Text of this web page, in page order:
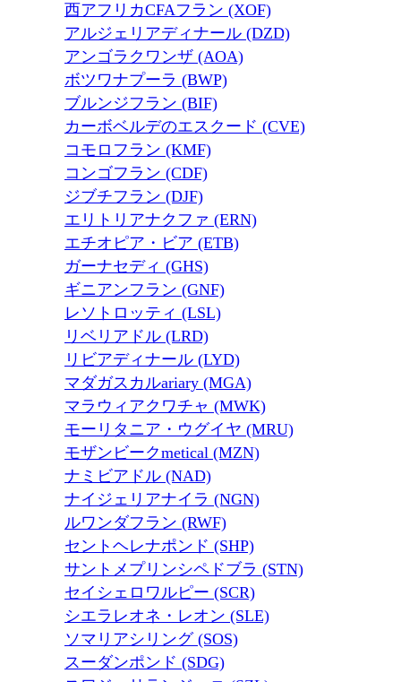
西アフリカCFAフラン (XOF)
アルジェリアディナール (DZD)
アンゴラクワンザ (AOA)
ボツワナプーラ (BWP)
ブルンジフラン (BIF)
カーボベルデのエスクード (CVE)
コモロフラン (KMF)
コンゴフラン (CDF)
ジブチフラン (DJF)
エリトリアナクファ (ERN)
エチオピア・ビア (ETB)
ガーナセディ (GHS)
ギニアンフラン (GNF)
レソトロッティ (LSL)
リベリアドル (LRD)
リビアディナール (LYD)
マダガスカルariary (MGA)
マラウィアクワチャ (MWK)
モーリタニア・ウグイヤ (MRU)
モザンビークmetical (MZN)
ナミビアドル (NAD)
ナイジェリアナイラ (NGN)
ルワンダフラン (RWF)
セントヘレナポンド (SHP)
サントメプリンシペドブラ (STN)
セイシェロワルピー (SCR)
シエラレオネ・レオン (SLE)
ソマリアシリング (SOS)
スーダンポンド (SDG)